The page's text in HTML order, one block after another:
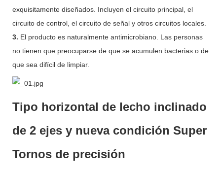
exquisitamente diseñados. Incluyen el circuito principal, el
circuito de control, el circuito de señal y otros circuitos locales.
3. El producto es naturalmente antimicrobiano. Las personas
no tienen que preocuparse de que se acumulen bacterias o de
que sea difícil de limpiar.
Tipo horizontal de lecho inclinado
de 2 ejes y nueva condición Super
Tornos de precisión